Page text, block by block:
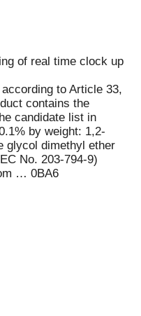
of real time clock up
to Article 33,
contains the
candidate list in
by weight: 1,2-
glycol dimethyl ether
No. 203-794-9)
… 0BA6